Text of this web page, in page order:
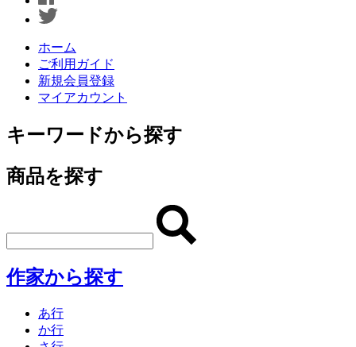
ホーム
ご利用ガイド
新規会員登録
マイアカウント
キーワードから探す
商品を探す
作家から探す
あ行
か行